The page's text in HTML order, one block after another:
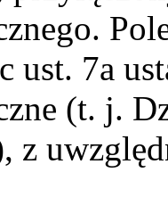
ust. 7a
(t. j.
z